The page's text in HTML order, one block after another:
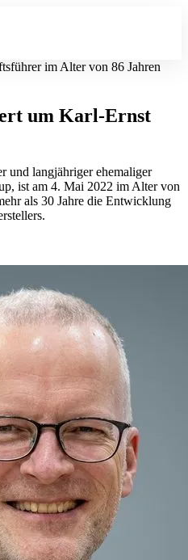
im Alter von 86 Jahren
um Karl-Ernst
und langjähriger ehemaliger
ist am 4. Mai 2022 im Alter von
als 30 Jahre die Entwicklung